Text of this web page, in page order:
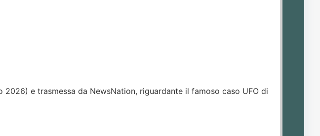
e trasmessa da NewsNation, riguardante il famoso caso UFO di